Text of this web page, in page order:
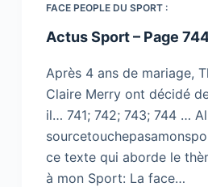
FACE PEOPLE DU SPORT :
Actus Sport – Page
Après 4 ans de mariage,
Claire Merry ont décidé
il… 741; 742; 743; 744 …
ce texte qui aborde le
à mon Sport: La face…